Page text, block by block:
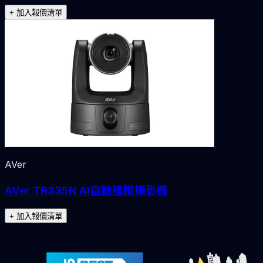
+ 加入報價清單
AVer
AVer TR335N AI自動追蹤攝影機
+ 加入報價清單